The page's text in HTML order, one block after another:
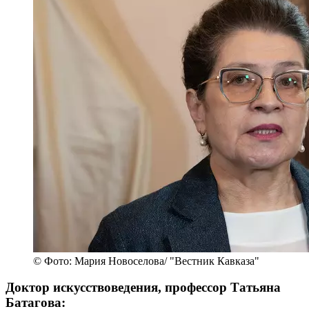
© Фото: Мария Новоселова/ "Вестник Кавказа"
Доктор искусствоведения, профессор Татьяна
Батагова: